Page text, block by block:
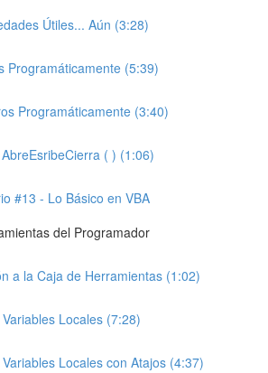
Útiles... Aún (3:28)
Programáticamente (5:39)
Programáticamente (3:40)
( ) (1:06)
#13 - Lo Básico en VBA
del Programador
a la Caja de Herramientas (1:02)
Locales (7:28)
Locales con Atajos (4:37)